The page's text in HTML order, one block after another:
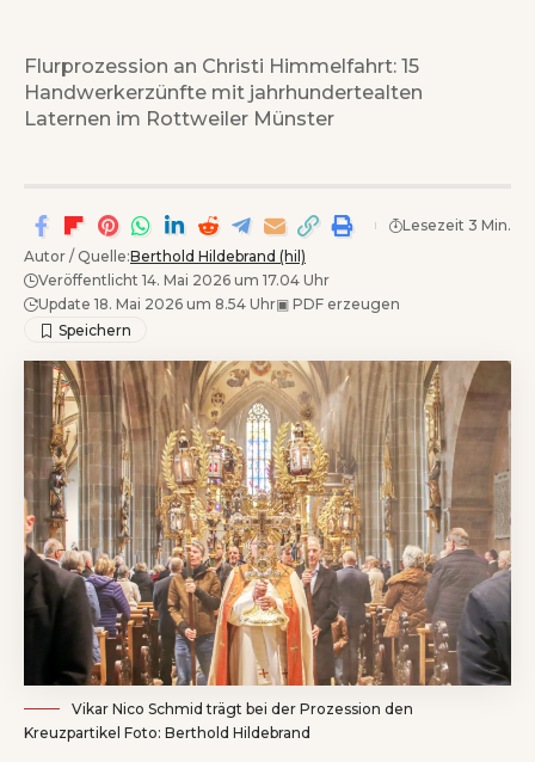
Flurprozession an Christi Himmelfahrt: 15
Handwerkerzünfte mit jahrhundertealten
Laternen im Rottweiler Münster
Autor / Quelle:Berthold Hildebrand (hil)
Veröffentlicht 14. Mai 2026 um 17.04 Uhr
Update 18. Mai 2026 um 8.54 Uhr▣ PDF erzeugen
Lesezeit 3 Min.
Vikar Nico Schmid trägt bei der Prozession den
Kreuzpartikel Foto: Berthold Hildebrand